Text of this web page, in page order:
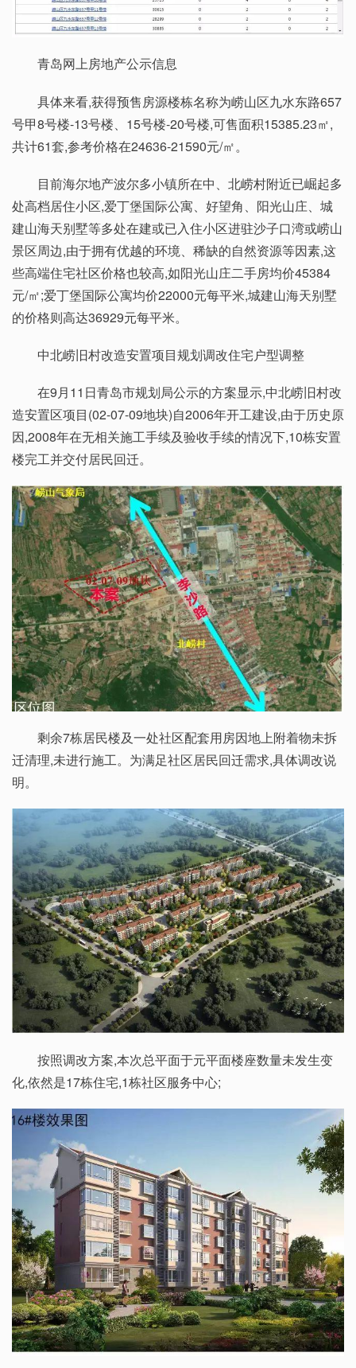
青岛网上房地产公示信息
具体来看,获得预售房源楼栋名称为崂山区九水东路657
号甲8号楼-13号楼、15号楼-20号楼,可售面积15385.23㎡,
共计61套,参考价格在24636-21590元/㎡。
目前海尔地产波尔多小镇所在中、北崂村附近已崛起多
处高档居住小区,爱丁堡国际公寓、好望角、阳光山庄、城
建山海天别墅等多处在建或已入住小区进驻沙子口湾或崂山
景区周边,由于拥有优越的环境、稀缺的自然资源等因素,这
些高端住宅社区价格也较高,如阳光山庄二手房均价45384
元/㎡;爱丁堡国际公寓均价22000元每平米,城建山海天别墅
的价格则高达36929元每平米。
中北崂旧村改造安置项目规划调改住宅户型调整
在9月11日青岛市规划局公示的方案显示,中北崂旧村改
造安置区项目(02-07-09地块)自2006年开工建设,由于历史原
因,2008年在无相关施工手续及验收手续的情况下,10栋安置
楼完工并交付居民回迁。
剩余7栋居民楼及一处社区配套用房因地上附着物未拆
迁清理,未进行施工。为满足社区居民回迁需求,具体调改说
明。
按照调改方案,本次总平面于元平面楼座数量未发生变
化,依然是17栋住宅,1栋社区服务中心;